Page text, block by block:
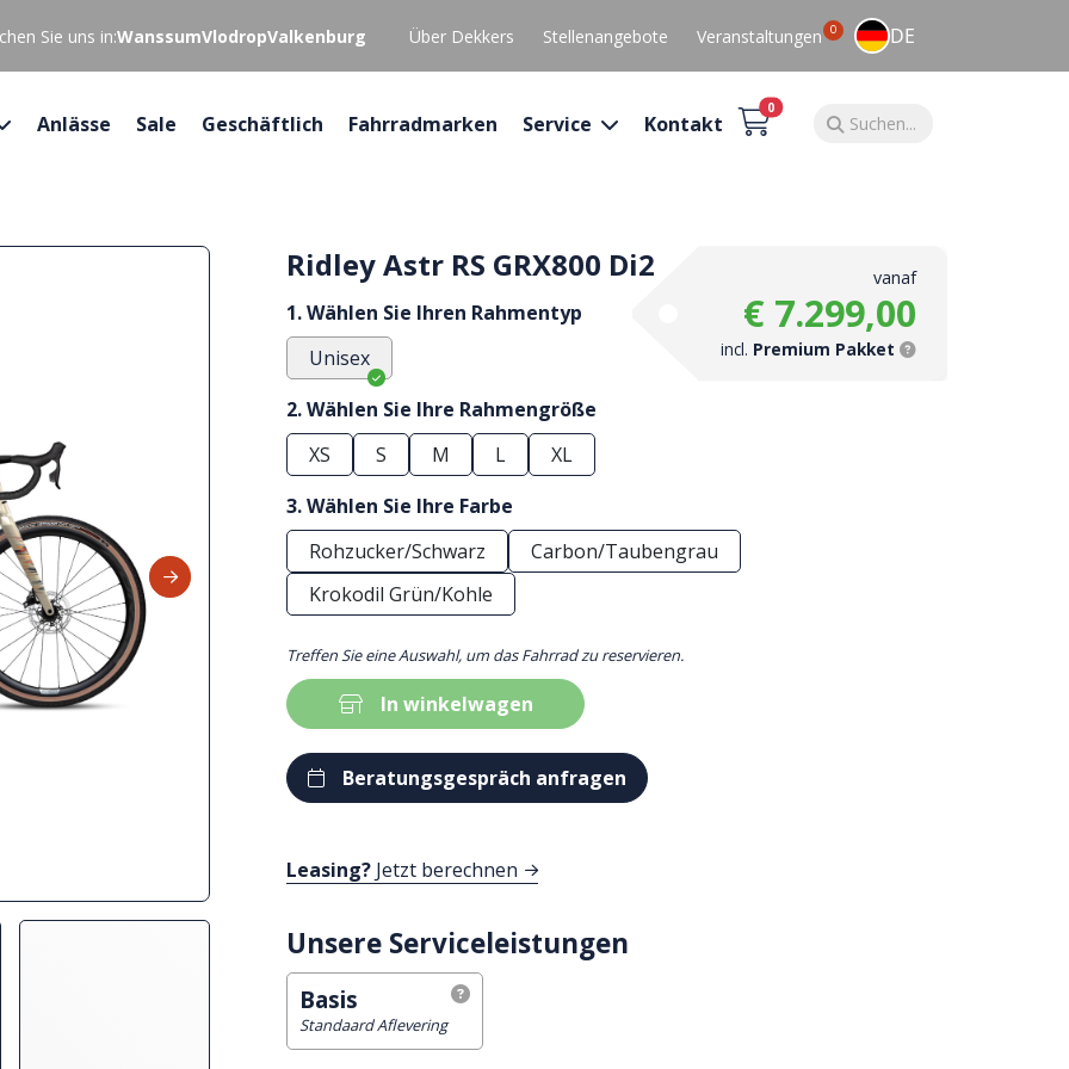
Sie uns in:WanssumVlodropValkenburg Über Dekkers Stellenangebote Veranstaltungen 0 DE
Anlässe Sale Geschäftlich Fahrradmarken Service Kontakt
0
Ridley Astr RS GRX800 Di2 vanaf
€ 7.299,00
incl. Premium Pakket
1. Wählen Sie Ihren Rahmentyp
Unisex
2. Wählen Sie Ihre Rahmengröße
XS
S M L
XL
3. Wählen Sie Ihre Farbe
Rohzucker/Schwarz
Carbon/Taubengrau
Krokodil Grün/Kohle
Treffen Sie eine Auswahl, um das Fahrrad zu reservieren.
In winkelwagen
Beratungsgespräch anfragen
Leasing? Jetzt berechnen
Unsere Serviceleistungen
Basis
Standaard Aflevering